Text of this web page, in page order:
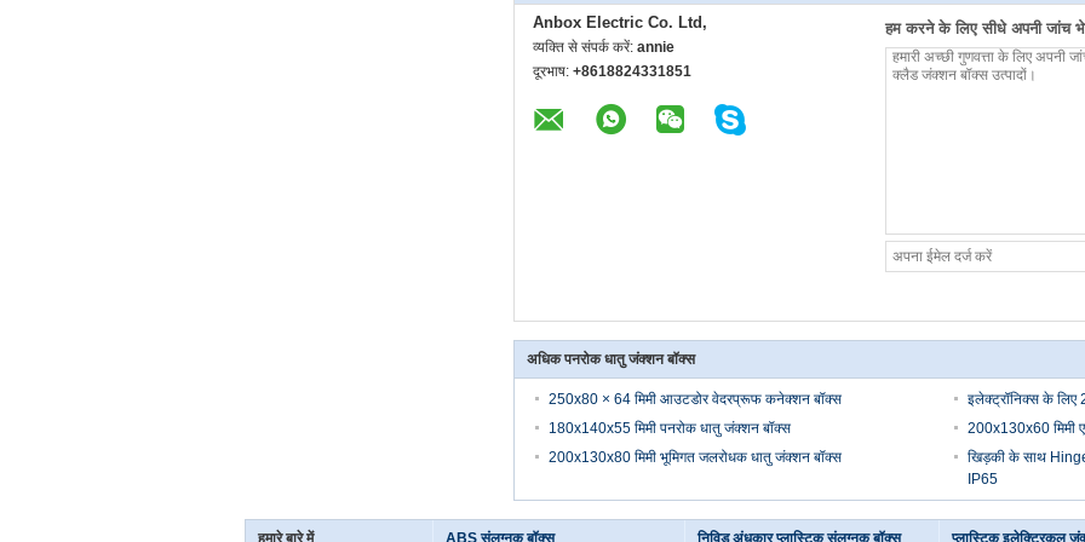
Anbox Electric Co. Ltd,
व्यक्ति से संपर्क करें: annie
दूरभाष: +8618824331851
हम करने के लिए सीधे अपनी जांच
अधिक पनरोक धातु जंक्शन बॉक्स
250x80 × 64 मिमी आउटडोर वेदरप्रूफ कनेक्शन बॉक्स
इलेक्ट्रॉनिक्स के लिए
180x140x55 मिमी पनरोक धातु जंक्शन बॉक्स
200x130x60 मिमी
200x130x80 मिमी भूमिगत जलरोधक धातु जंक्शन बॉक्स
खिड़की के साथ
IP65
हमारे बारे में ABS संलग्नक बॉक्स निविड़ अंधकार प्लास्टिक संलग्नक बॉक्स प्लास्टिक इलेक्ट्रिकल